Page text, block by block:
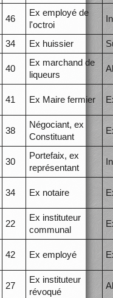
46
Ex employé de
l'octroi
34 Ex huissier
40
Ex marchand de
liqueurs
41 Ex Maire fermier
38
Négociant, ex
Constituant
30
Portefaix, ex
représentant
34 Ex notaire
22
Ex instituteur
communal
42 Ex employé
27
Ex instituteur
révoqué